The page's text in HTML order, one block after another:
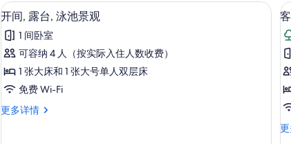
显
示
开
间,
露
泳
6
开间, 露台, 泳池景观
1 间卧室
可容纳 4 人（按实际入住人数收费）
1 张大床和 1 张大号单人双层床
免费 Wi-Fi
更多详情
开
客